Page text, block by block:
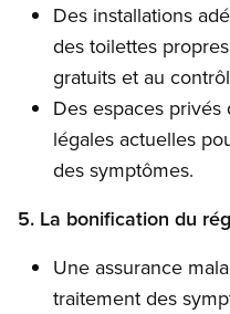
Des installations
des toilettes
gratuits et au
Des espaces
légales actuelles
des symptômes.
5. La bonification du
Une assurance
traitement des